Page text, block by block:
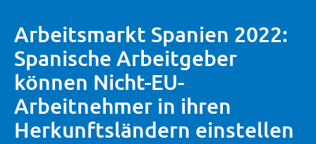
Arbeitsmarkt Spanien 2022:
Spanische Arbeitgeber
können Nicht-EU-
Arbeitnehmer in ihren
Herkunftsländern einstellen